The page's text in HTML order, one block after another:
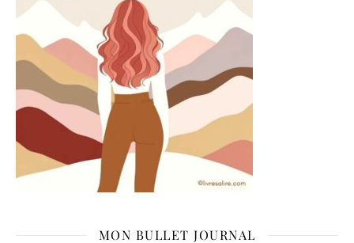
MON BULLET JOURNAL